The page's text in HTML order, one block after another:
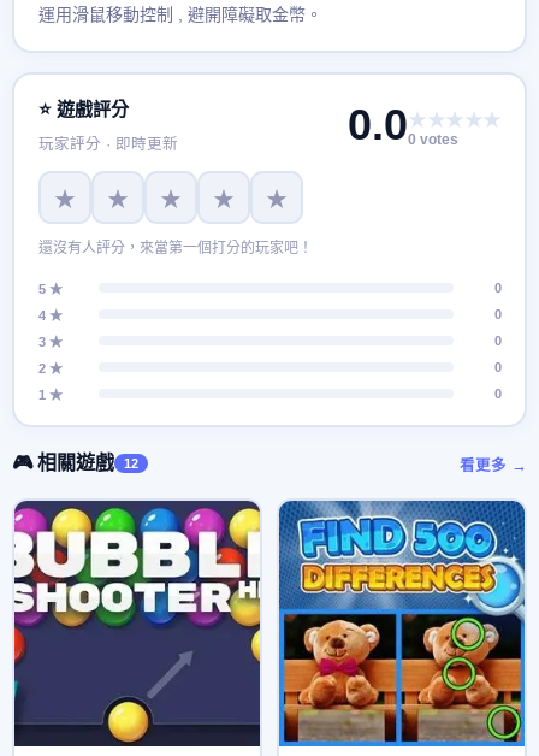
運用滑鼠移動控制 , 避開障礙取金幣。
⭐ 遊戲評分
玩家評分 · 即時更新 0.0★★★★★
0 votes
★ ★ ★ ★ ★
還沒有人評分，來當第一個打分的玩家吧！
5 ★
0
4 ★
0
3 ★
0
2 ★
0
1 ★
0
🎮 相關遊戲 12 看更多 →